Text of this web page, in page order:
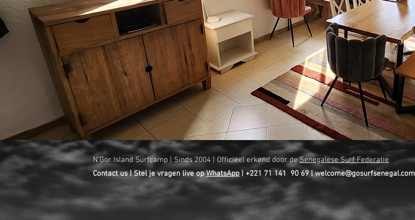
N'Gor Island Surfcamp | Sinds 2004 | Officieel erkend door deSenegalese Surf Federatie
Contact us | Stel je vragen live opWhatsApp | +221 71 141 90 69 |welcome@gosurfsenegal.com